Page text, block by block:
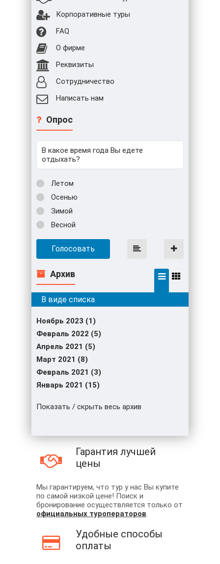
Корпоративные туры
FAQ
О фирме
Реквизиты
Сотрудничество
Написать нам
Опрос
В какое время года Вы едете
отдыхать?
Летом
Осенью
Зимой
Весной
Голосовать
Архив
Ноябрь 2023 (1)
Февраль 2022 (5)
Апрель 2021 (5)
Март 2021 (8)
Февраль 2021 (3)
Январь 2021 (15)
Показать / скрыть весь архив
Гарантия лучшей
цены
Мы гарантируем, что тур у нас Вы купите
по самой низкой цене! Поиск и
бронирование осуществляется только от
официальных туроператоров.
Удобные способы
оплаты